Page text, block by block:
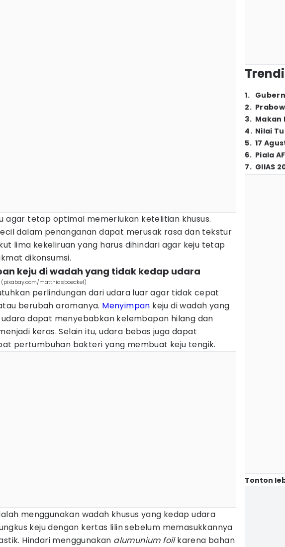
agar tetap optimal memerlukan ketelitian khusus.
dalam penanganan dapat merusak rasa dan tekstur
lima kekeliruan yang harus dihindari agar keju tetap
dikonsumsi.
keju di wadah yang tidak kedap udara
matthiasboeckel)
perlindungan dari udara luar agar tidak cepat
berubah aromanya. Menyimpan keju di wadah yang
dapat menyebabkan kelembapan hilang dan
keras. Selain itu, udara bebas juga dapat
pertumbuhan bakteri yang membuat keju tengik.
menggunakan wadah khusus yang kedap udara
keju dengan kertas lilin sebelum memasukkannya
Hindari menggunakan alumunium foilkarena bahan
1.
2.
3. Makan
4. Nilai
5. 17
6. Piala
7. GIIAS
Tonton